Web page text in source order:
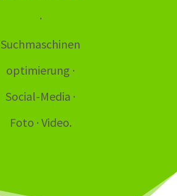
·
Suchmaschinen
optimierung ·
Social-Media ·
Foto · Video.